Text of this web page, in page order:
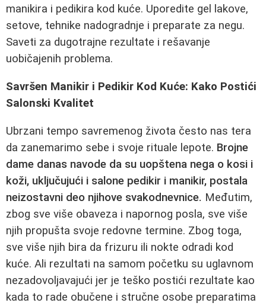
manikira i pedikira kod kuće. Uporedite gel lakove,
setove, tehnike nadogradnje i preparate za negu.
Saveti za dugotrajne rezultate i rešavanje
uobičajenih problema.
Savršen Manikir i Pedikir Kod Kuće: Kako Postići
Salonski Kvalitet
Ubrzani tempo savremenog života često nas tera
da zanemarimo sebe i svoje rituale lepote. Brojne
dame danas navode da su uopštena nega o kosi i
koži, uključujući i salone pedikir i manikir, postala
neizostavni deo njihove svakodnevnice. Međutim,
zbog sve više obaveza i napornog posla, sve više
njih propušta svoje redovne termine. Zbog toga,
sve više njih bira da frizuru ili nokte odradi kod
kuće. Ali rezultati na samom početku su uglavnom
nezadovoljavajući jer je teško postići rezultate kao
kada to rade obučene i stručne osobe preparatima